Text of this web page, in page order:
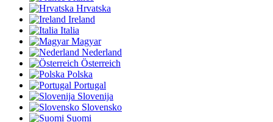
Hrvatska
Ireland
Italia
Magyar
Nederland
Österreich
Polska
Portugal
Slovenija
Slovensko
Suomi